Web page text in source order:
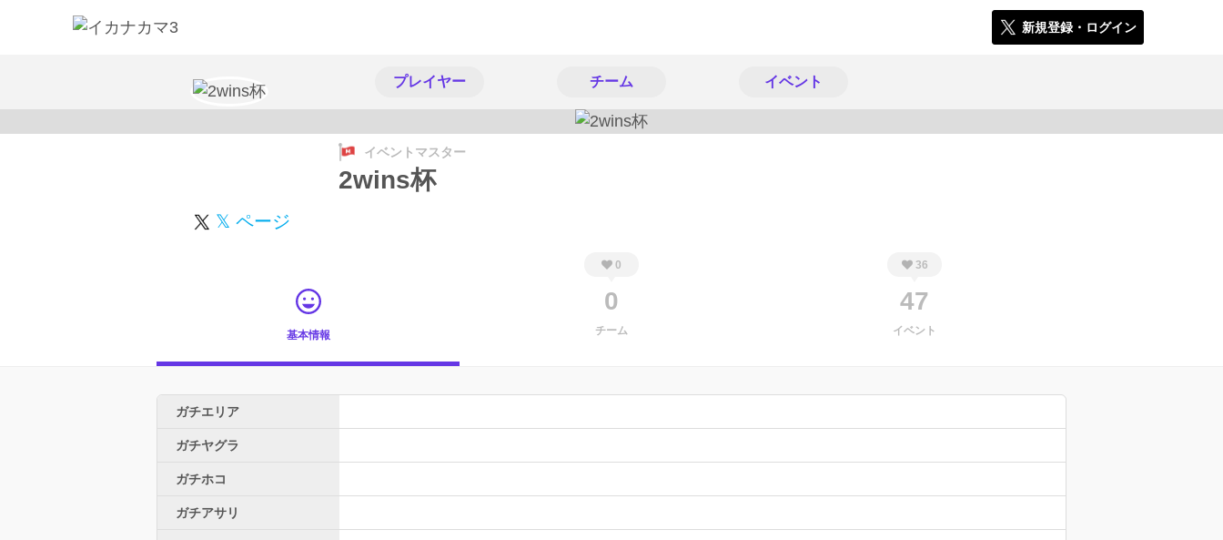
新規登録・ログイン
プレイヤー チーム イベント
イベントマスター
2wins杯
𝕏 ページ
基本情報
0
0
チーム
36
47
イベント
ガチエリア
ガチヤグラ
ガチホコ
ガチアサリ